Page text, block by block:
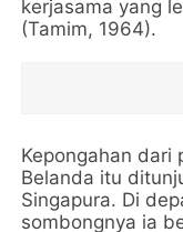
kerjasama yang
(Tamim, 1964).
Kepongahan dari
Belanda itu
Singapura. Di
sombongnya ia